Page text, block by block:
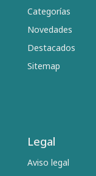
Categorías
Novedades
Destacados
Sitemap
Legal
Aviso legal